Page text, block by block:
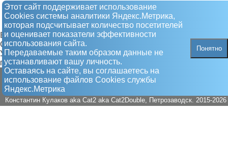
Этот сайт поддерживает использование
Сookies системы аналитики Яндекс.Метрика,
которая подсчитывает количество посетителей
и оценивает показатели эффективности
использования сайта.
Передаваемые таким образом данные не
устанавливают вашу личность.
Оставаясь на сайте, вы соглашаетесь на
использование файлов Сookies службы
Яндекс.Метрика
Понятно
Карта расположения памятников и
скульптур в Петрозаводске
Валуны
Самая полная карта памятников и скульптур.
Увлекательные туристкие маршруты от памятника к
памятнику
Константин Кулаков aka Cat2 aka Cat2Double, Петрозаводск. 2015-2026